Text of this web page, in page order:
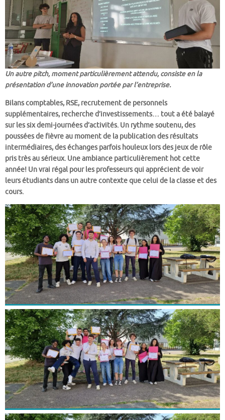
Un autre pitch, moment particulièrement attendu, consiste en la
présentation d’une innovation portée par l’entreprise.
Bilans comptables, RSE, recrutement de personnels
supplémentaires, recherche d’investissements… tout a été balayé
sur les six demi-journées d’activités. Un rythme soutenu, des
poussées de fièvre au moment de la publication des résultats
intermédiaires, des échanges parfois houleux lors des jeux de rôle
pris très au sérieux. Une ambiance particulièrement hot cette
année! Un vrai régal pour les professeurs qui apprécient de voir
leurs étudiants dans un autre contexte que celui de la classe et des
cours.